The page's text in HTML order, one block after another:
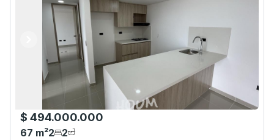
Anterior
Siguiente
$ 494.000.000
67 m²2 2